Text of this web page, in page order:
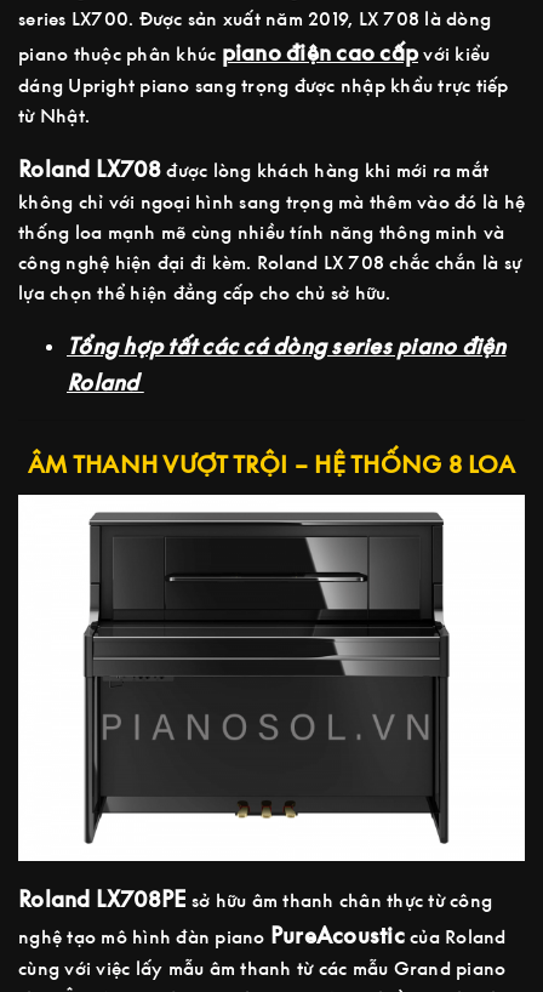
series LX700. Được sản xuất năm 2019, LX 708 là dòng
piano thuộc phân khúc piano điện cao cấpvới kiểu
dáng Upright piano sang trọng được nhập khẩu trực tiếp
từ Nhật.
Roland LX708 được lòng khách hàng khi mới ra mắt
không chỉ với ngoại hình sang trọng mà thêm vào đó là hệ
thống loa mạnh mẽ cùng nhiều tính năng thông minh và
công nghệ hiện đại đi kèm. Roland LX 708 chắc chắn là sự
lựa chọn thể hiện đẳng cấp cho chủ sở hữu.
Tổng hợp tất các cá dòng series piano điện
Roland
ÂM THANH VƯỢT TRỘI – HỆ THỐNG 8 LOA
Roland LX708PE sở hữu âm thanh chân thực từ công
nghệ tạo mô hình đàn piano PureAcousticcủa Roland
cùng với việc lấy mẫu âm thanh từ các mẫu Grand piano